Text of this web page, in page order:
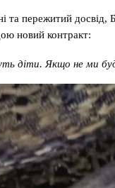
та пережитий
новий контракт:
діти. Якщо не ми